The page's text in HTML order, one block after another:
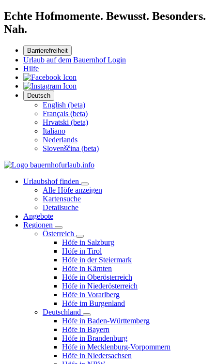
Echte Hofmomente. Bewusst. Besonders.
Nah.
Barrierefreiheit
Urlaub auf dem Bauernhof Login
Hilfe
Deutsch
English (beta)
Français (beta)
Hrvatski (beta)
Italiano
Nederlands
Slovenščina (beta)
Urlaubshof finden
Alle Höfe anzeigen
Kartensuche
Detailsuche
Angebote
Regionen
Österreich
Höfe in Salzburg
Höfe in Tirol
Höfe in der Steiermark
Höfe in Kärnten
Höfe in Oberösterreich
Höfe in Niederösterreich
Höfe in Vorarlberg
Höfe im Burgenland
Deutschland
Höfe in Baden-Württemberg
Höfe in Bayern
Höfe in Brandenburg
Höfe in Mecklenburg-Vorpommern
Höfe in Niedersachsen